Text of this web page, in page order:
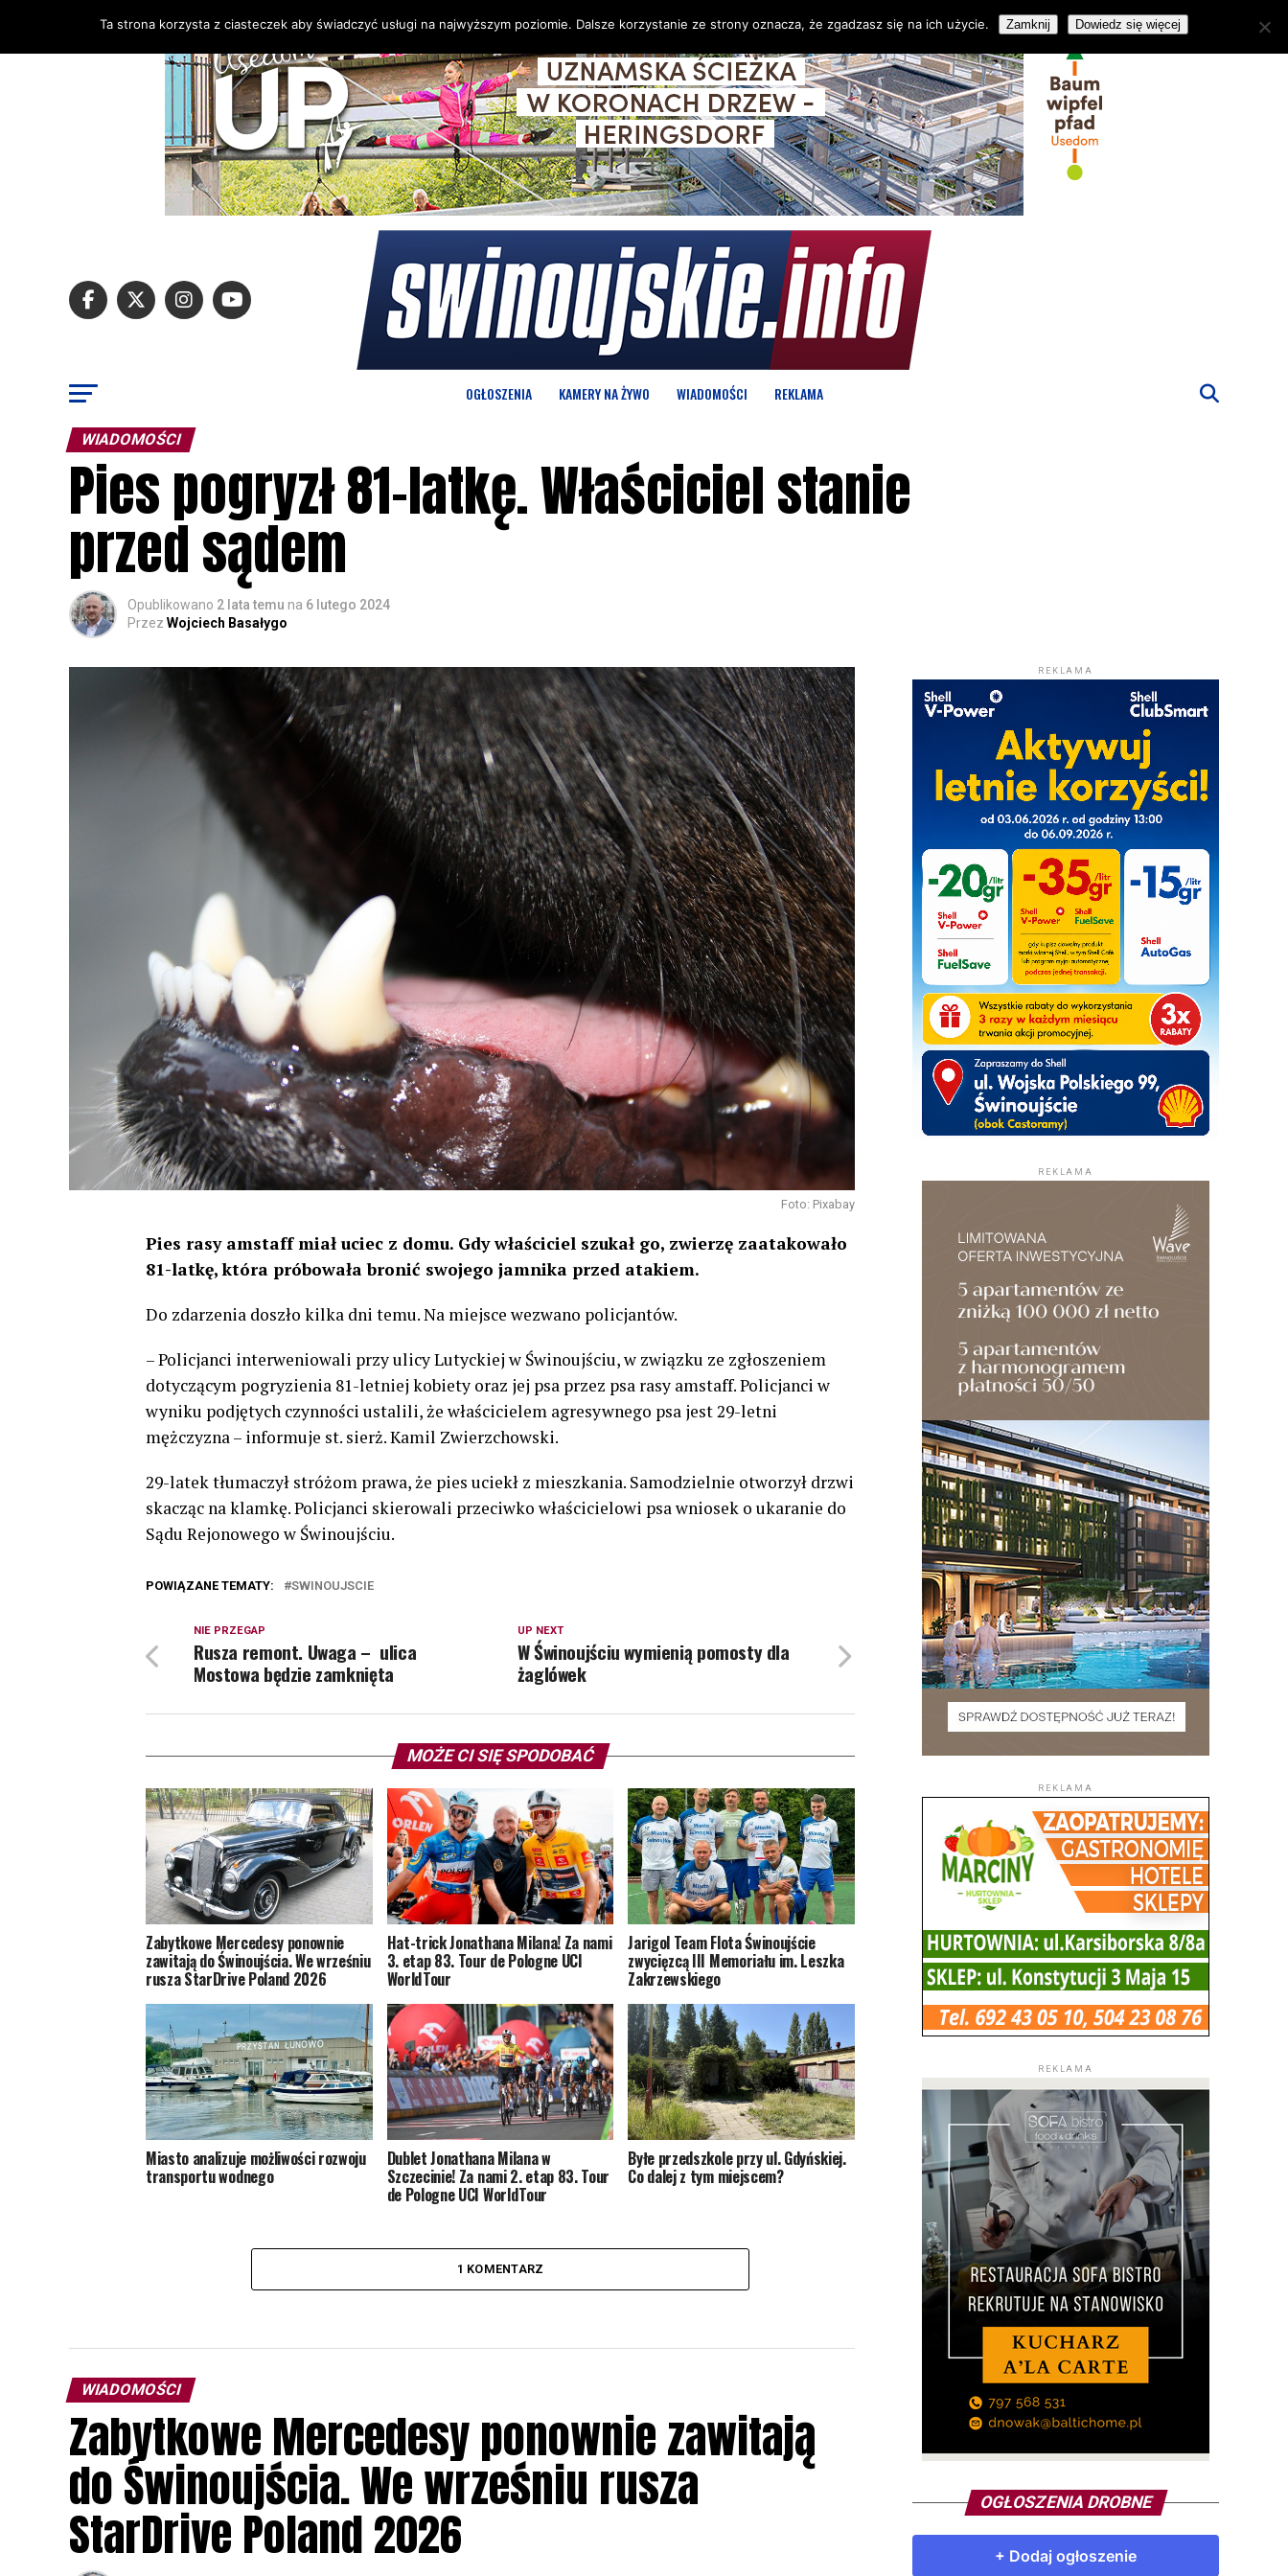
OGŁOSZENIA KAMERY NA ŻYWO WIADOMOŚCI REKLAMA
WIADOMOŚCI
Pies pogryzł 81-latkę. Właściciel stanie
przed sądem
Opublikowano 2 lata temu na 6 lutego 2024
Przez Wojciech Basałygo
Foto: Pixabay
Pies rasy amstaff miał uciec z domu. Gdy właściciel szukał go, zwierzę zaatakowało
81-latkę, która próbowała bronić swojego jamnika przed atakiem.
Do zdarzenia doszło kilka dni temu. Na miejsce wezwano policjantów.
– Policjanci interweniowali przy ulicy Lutyckiej w Świnoujściu, w związku ze zgłoszeniem
dotyczącym pogryzienia 81-letniej kobiety oraz jej psa przez psa rasy amstaff. Policjanci w
wyniku podjętych czynności ustalili, że właścicielem agresywnego psa jest 29-letni
mężczyzna – informuje st. sierż. Kamil Zwierzchowski.
29-latek tłumaczył stróżom prawa, że pies uciekł z mieszkania. Samodzielnie otworzył drzwi
skacząc na klamkę. Policjanci skierowali przeciwko właścicielowi psa wniosek o ukaranie do
Sądu Rejonowego w Świnoujściu.
POWIĄZANE TEMATY: SWINOUJSCIE
UP NEXT
W Świnoujściu wymienią pomosty dla
żaglówek
NIE PRZEGAP
Rusza remont. Uwaga – ulica
Mostowa będzie zamknięta
MOŻE CI SIĘ SPODOBAĆ
Zabytkowe Mercedesy ponownie
zawitają do Świnoujścia. We wrześniu
rusza StarDrive Poland 2026
Hat-trick Jonathana Milana! Za nami
3. etap 83. Tour de Pologne UCI
WorldTour
Jarigol Team Flota Świnoujście
zwycięzcą III Memoriału im. Leszka
Zakrzewskiego
Miasto analizuje możliwości rozwoju
transportu wodnego
Dublet Jonathana Milana w
Szczecinie! Za nami 2. etap 83. Tour
de Pologne UCI WorldTour
Byłe przedszkole przy ul. Gdyńskiej.
Co dalej z tym miejscem?
1 KOMENTARZ
WIADOMOŚCI
Zabytkowe Mercedesy ponownie zawitają
do Świnoujścia. We wrześniu rusza
StarDrive Poland 2026
REKLAMA
REKLAMA
REKLAMA
REKLAMA
OGŁOSZENIA DROBNE
Ta strona korzysta z ciasteczek aby świadczyć usługi na najwyższym poziomie. Dalsze korzystanie ze strony oznacza, że zgadzasz się na ich użycie. Zamknij Dowiedz się więcej